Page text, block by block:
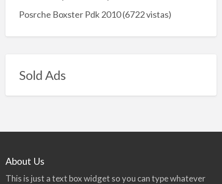
Posrche Boxster Pdk 2010(6722 vistas)
Sold Ads
About Us
This is just a text box widget so you can type whatever